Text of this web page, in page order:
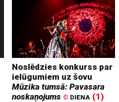
Noslēdzies konkurss par
ielūgumiem uz šovu
Mūzika tumsā: Pavasara
noskaņojums © DIENA (1)